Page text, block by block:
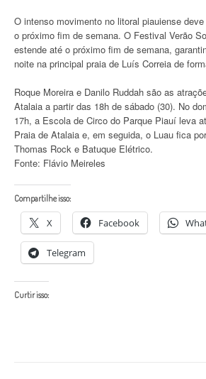
O intenso movimento no litoral piauiense
o próximo fim de semana. O Festival Verão
estende até o próximo fim de semana,
noite na principal praia de Luís Correia de
Roque Moreira e Danilo Ruddah são as
Atalaia a partir das 18h de sábado (30). No
17h, a Escola de Circo do Parque Piauí leva
Praia de Atalaia e, em seguida, o Luau fica
Thomas Rock e Batuque Elétrico.
Fonte: Flávio Meireles
Compartilhe isso:
X Facebook
Telegram
Curtir isso: